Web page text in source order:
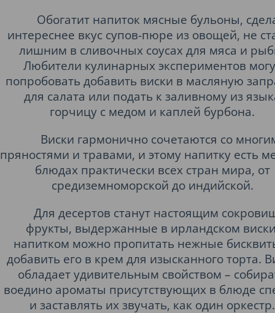
Обогатит напиток мясные бульоны,
интереснее вкус супов-пюре из овощей, не
лишним в сливочных соусах для мяса и
Любители кулинарных экспериментов
попробовать добавить виски в масляную
для салата или подать к заливному из
горчицу с медом и каплей бурбона.
Виски гармонично сочетаются со
пряностями и травами, и этому напитку есть
блюдах практически всех стран мира, от
средиземноморской до индийской.
Для десертов станут настоящим
фрукты, выдержанные в ирландском
напитком можно пропитать нежные
добавить его в крем для изысканного торта.
обладает удивительным свойством –
воедино ароматы присутствующих в блюде
и заставлять их звучать, как один оркестр.